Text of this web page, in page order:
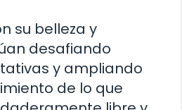
su belleza y
desafiando
y ampliando
de lo que